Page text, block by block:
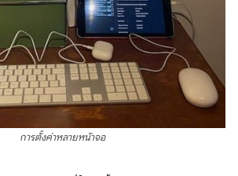
การตั้งค่าหลายหน้าจอ